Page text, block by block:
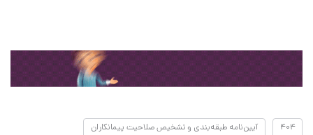
۴۰۴ آیین‌نامه طبقه‌بندی و تشخیص صلاحیت پیمانکاران